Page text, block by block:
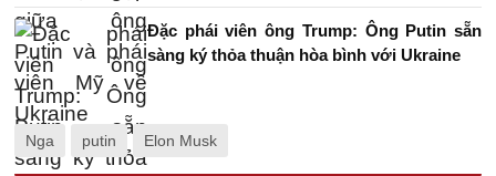
Đặc phái viên ông Trump: Ông Putin sẵn
sàng ký thỏa thuận hòa bình với Ukraine
Nga putin Elon Musk